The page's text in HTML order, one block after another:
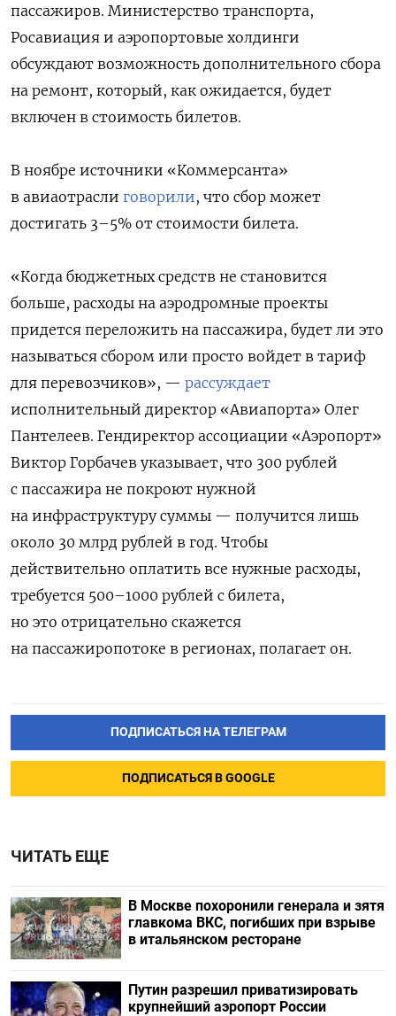
пассажиров. Министерство транспорта,
Росавиация и аэропортовые холдинги
обсуждают возможность дополнительного сбора
на ремонт, который, как ожидается, будет
включен в стоимость билетов.
В ноябре источники «Коммерсанта»
в авиаотрасли говорили, что сбор может
достигать 3–5% от стоимости билета.
«Когда бюджетных средств не становится
больше, расходы на аэродромные проекты
придется переложить на пассажира, будет ли это
называться сбором или просто войдет в тариф
для перевозчиков», — рассуждает
исполнительный директор «Авиапорта» Олег
Пантелеев. Гендиректор ассоциации «Аэропорт»
Виктор Горбачев указывает, что 300 рублей
с пассажира не покроют нужной
на инфраструктуру суммы — получится лишь
около 30 млрд рублей в год. Чтобы
действительно оплатить все нужные расходы,
требуется 500–1000 рублей с билета,
но это отрицательно скажется
на пассажиропотоке в регионах, полагает он.
ПОДПИСАТЬСЯ НА ТЕЛЕГРАМ
ПОДПИСАТЬСЯ В GOOGLE
ЧИТАТЬ ЕЩЕ
В Москве похоронили генерала и зятя
главкома ВКС, погибших при взрыве
в итальянском ресторане
Путин разрешил приватизировать
крупнейший аэропорт России